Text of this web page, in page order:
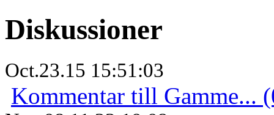
Diskussioner
Oct.23.15 15:51:03
Kommentar till Gamme...